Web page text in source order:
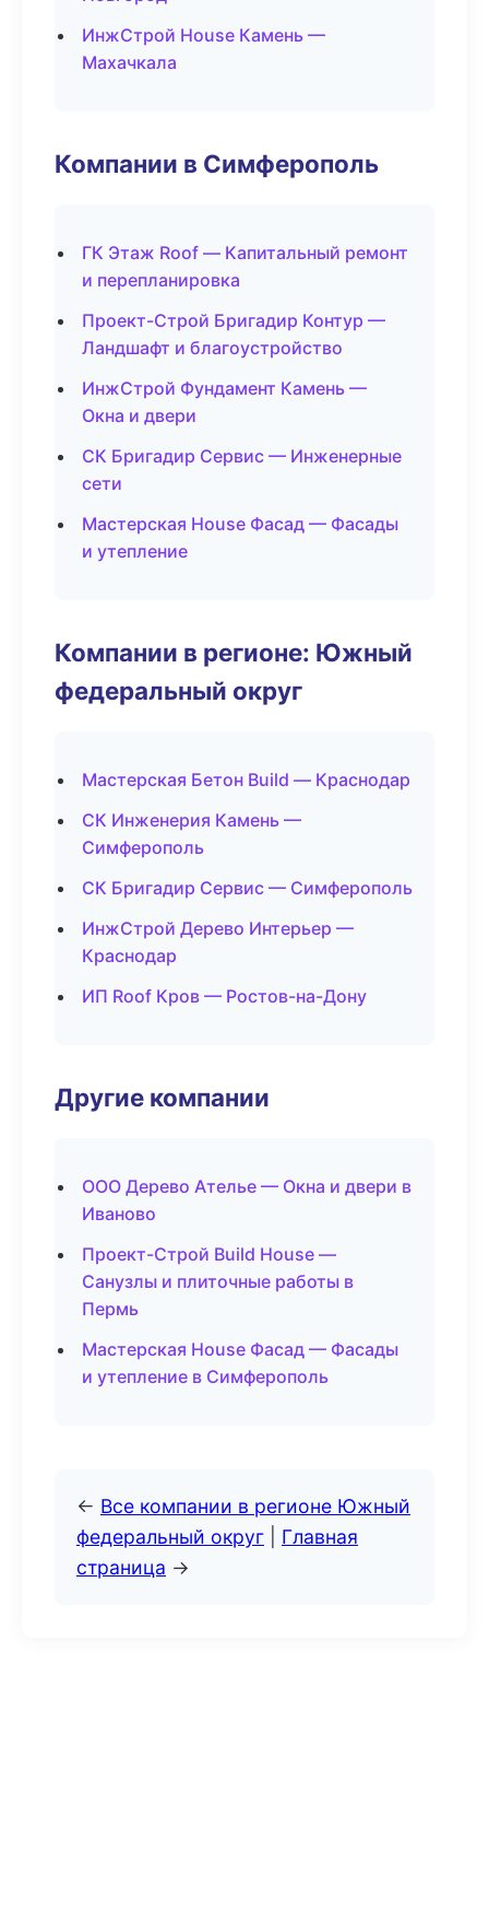
ИнжСтрой House Камень —
Махачкала
Компании в Симферополь
ГК Этаж Roof — Капитальный ремонт
и перепланировка
Проект-Строй Бригадир Контур —
Ландшафт и благоустройство
ИнжСтрой Фундамент Камень —
Окна и двери
СК Бригадир Сервис — Инженерные
сети
Мастерская House Фасад — Фасады
и утепление
Компании в регионе: Южный
федеральный округ
Мастерская Бетон Build — Краснодар
СК Инженерия Камень —
Симферополь
СК Бригадир Сервис — Симферополь
ИнжСтрой Дерево Интерьер —
Краснодар
ИП Roof Кров — Ростов-на-Дону
Другие компании
ООО Дерево Ателье — Окна и двери в
Иваново
Проект-Строй Build House —
Санузлы и плиточные работы в
Пермь
Мастерская House Фасад — Фасады
и утепление в Симферополь
← Все компании в регионе Южный
федеральный округ
Главная
страница →